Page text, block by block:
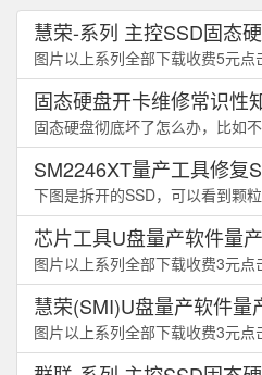
慧荣-系列 主控SSD固态
图片以上系列全部下载收费5元点
固态硬盘开卡维修常识性
固态硬盘彻底坏了怎么办，比如
SM2246XT量产工具修复
下图是拆开的SSD，可以看到颗
芯片工具U盘量产软件量
图片以上系列全部下载收费3元点
慧荣(SMI)U盘量产软件量
图片以上系列全部下载收费3元点